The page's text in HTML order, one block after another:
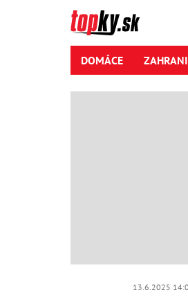
DOMÁCE
13.6.2025